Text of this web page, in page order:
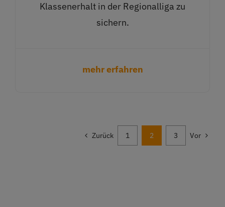
Klassenerhalt in der Regionalliga zu
sichern.
mehr erfahren
Zurück 1 2 3 Vor